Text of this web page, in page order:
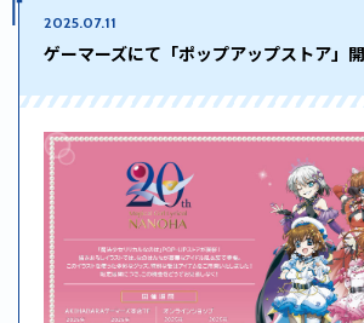
2025.07.11
ゲーマーズにて「ポップアップストア」